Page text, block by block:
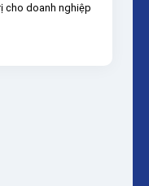
cho doanh nghiệp